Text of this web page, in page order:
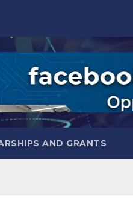
AND GRANTS